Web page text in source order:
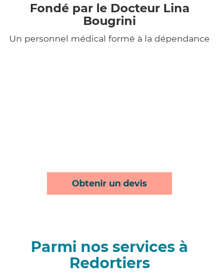
Fondé par le Docteur Lina
Bougrini
Un personnel médical formé à la dépendance
Obtenir un devis
Parmi nos services à
Redortiers